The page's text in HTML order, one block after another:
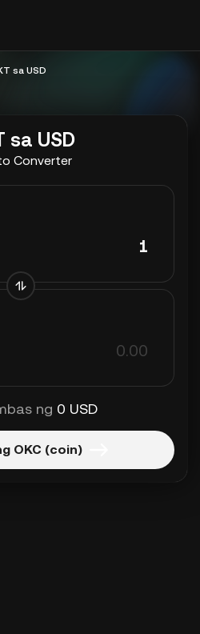
sa USD
sa USD
Converter
ng 0 USD
OKC (coin)